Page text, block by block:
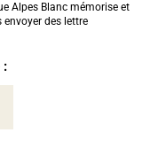
Alpes Blanc mémorise et
des lettre
: